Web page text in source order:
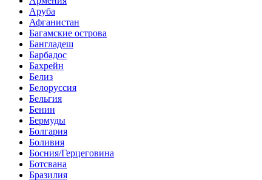
Аруба
Афганистан
Багамские острова
Бангладеш
Барбадос
Бахрейн
Белиз
Белоруссия
Бельгия
Бенин
Бермуды
Болгария
Боливия
Босния/Герцеговина
Ботсвана
Бразилия